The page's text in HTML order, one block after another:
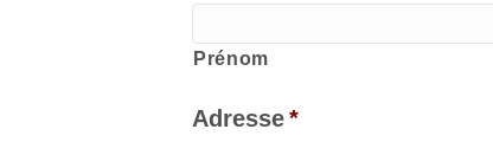
Prénom
Adresse*